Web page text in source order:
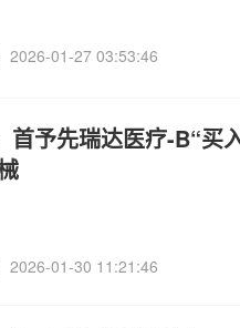
2026-01-27 03:53:46
首予先瑞达医疗-B“买
2026-01-30 11:21:46